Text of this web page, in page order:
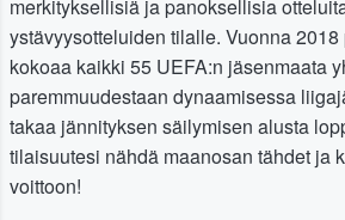
merkityksellisiä ja panoksellisia
ystävyysotteluiden tilalle. Vuonna
kokoaa kaikki 55 UEFA:n jäsenmaata
paremmuudestaan dynaamisessa
takaa jännityksen säilymisen alusta
tilaisuutesi nähdä maanosan tähdet ja
voittoon!